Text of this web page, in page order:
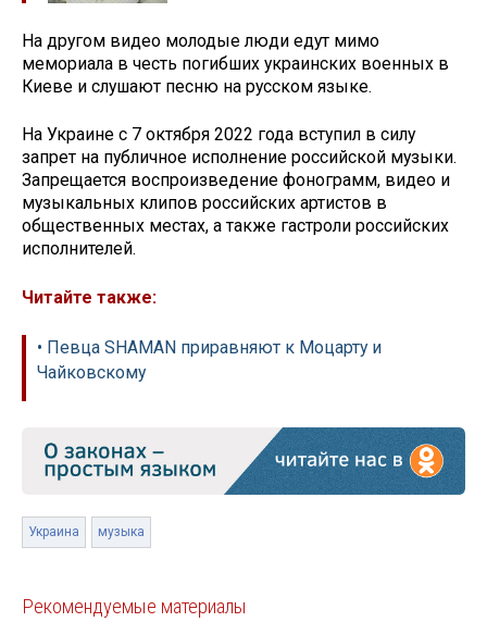
На другом видео молодые люди едут мимо
мемориала в честь погибших украинских военных в
Киеве и слушают песню на русском языке.
На Украине с 7 октября 2022 года вступил в силу
запрет на публичное исполнение российской музыки.
Запрещается воспроизведение фонограмм, видео и
музыкальных клипов российских артистов в
общественных местах, а также гастроли российских
исполнителей.
Читайте также:
• Певца SHAMAN приравняют к Моцарту и
Чайковскому
Украина музыка
Рекомендуемые материалы